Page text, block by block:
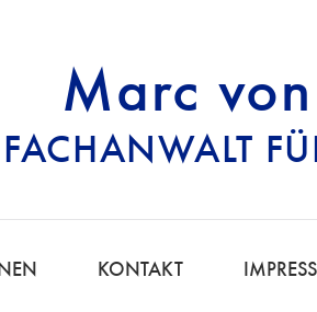
Marc
FACHANWALT
KONTAKT